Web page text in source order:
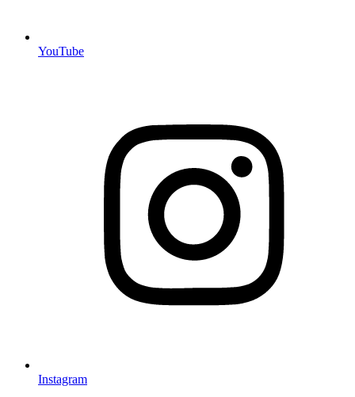
YouTube
Instagram